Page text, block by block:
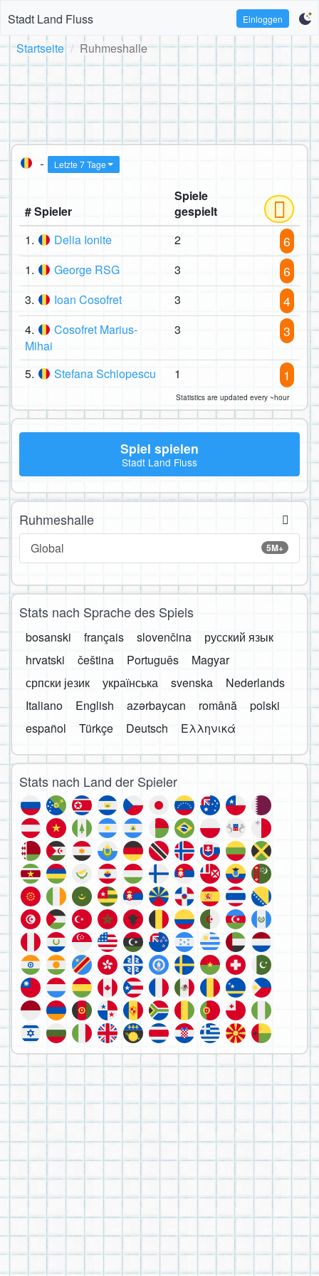
Stadt Land Fluss Einloggen
Startseite Ruhmeshalle
- Letzte 7 Tage
# Spieler
Spiele
gespielt
1.
Delia Ionite 2 6
1. George RSG 3 6
3. Ioan Cosofret 3 4
4.
Cosofret Marius-
Mihai
3 3
5. Stefana Schiopescu 1 1
Statistics are updated every ~hour
Spiel spielen
Stadt Land Fluss
Ruhmeshalle
5M+
Global
Stats nach Sprache des Spiels
bosanski français slovenčina
русский язык
hrvatski
čeština Português
Magyar
српски језик
українська svenska
Nederlands
Italiano
English azərbaycan română
polski
español
Türkçe Deutsch Ελληνικά
Stats nach Land der Spieler